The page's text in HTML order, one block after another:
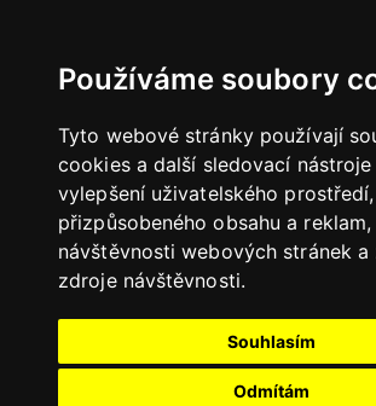
Používáme soubory
Tyto webové stránky používají
cookies a další sledovací nástroje
vylepšení uživatelského
přizpůsobeného obsahu a
návštěvnosti webových stránek a
zdroje návštěvnosti.
Souhlasím
Odmítám